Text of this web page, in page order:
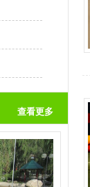
查看更多
功的根
…